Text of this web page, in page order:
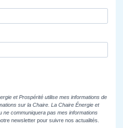
et Prospérité utilise mes informations de
sur la Chaire. La Chaire Énergie et
ne communiquera pas mes informations
newsletter pour suivre nos actualités.